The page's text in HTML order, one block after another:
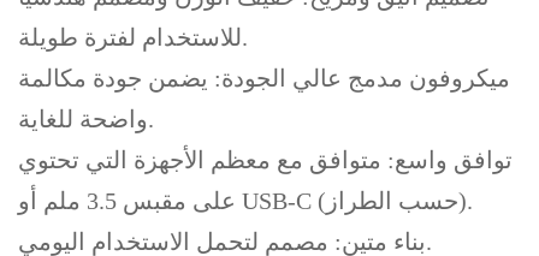
للاستخدام لفترة طويلة.
ميكروفون مدمج عالي الجودة: يضمن جودة مكالمة
واضحة للغاية.
توافق واسع: متوافق مع معظم الأجهزة التي تحتوي
على مقبس 3.5 ملم أو USB-C (حسب الطراز).
بناء متين: مصمم لتحمل الاستخدام اليومي.